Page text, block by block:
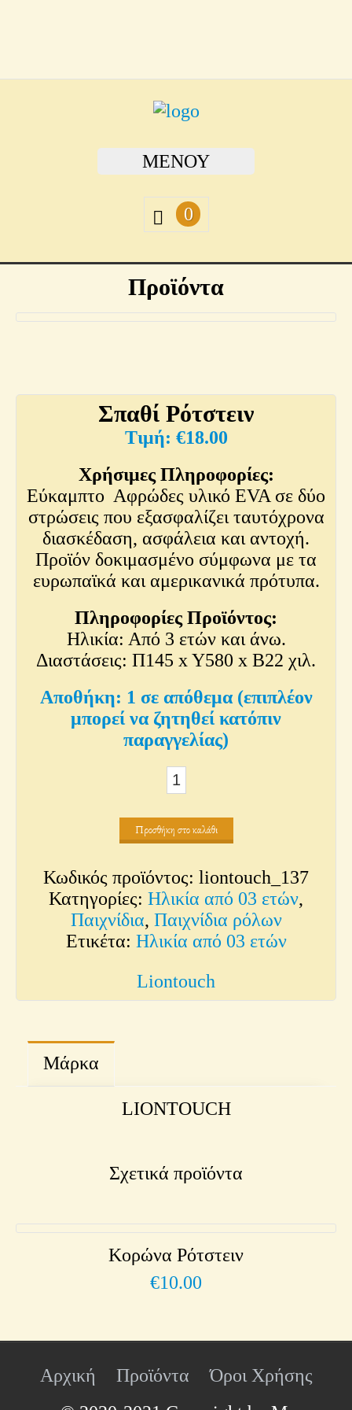
ΜΕΝΟΎ
0
Προϊόντα
Σπαθί Ρότστειν
€18.00
Χρήσιμες Πληροφορίες:
Εύκαμπτο Αφρώδες υλικό EVA σε δύο
στρώσεις που εξασφαλίζει ταυτόχρονα
διασκέδαση, ασφάλεια και αντοχή.
Προϊόν δοκιμασμένο σύμφωνα με τα
ευρωπαϊκά και αμερικανικά πρότυπα.
Πληροφορίες Προϊόντος:
Ηλικία: Από 3 ετών και άνω.
Διαστάσεις: Π145 x Y580 x Β22 χιλ.
1 σε απόθεμα (επιπλέον
μπορεί να ζητηθεί κατόπιν
παραγγελίας)
Σπαθί
Ρότστειν
ποσότητα
Προσθήκη στο καλάθι
Κωδικός προϊόντος: liontouch_137
Κατηγορίες: Ηλικία από 03 ετών,
Παιχνίδια, Παιχνίδια ρόλων
Ετικέτα: Ηλικία από 03 ετών
Liontouch
Μάρκα
LIONTOUCH
Σχετικά προϊόντα
Κορώνα Ρότστειν
€10.00
Αρχική Προϊόντα
Όροι Χρήσης